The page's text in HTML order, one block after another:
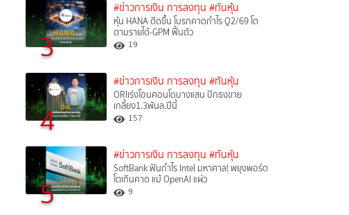
3
#ข่าวการเงิน การลงทุน #ทันหุ้น
หุ้น HANA ดีดขึ้น โบรกคาดกำไร Q2/69 โต
ตามรายได้-GPM ฟื้นตัว
19
4
#ข่าวการเงิน การลงทุน #ทันหุ้น
ORIเร่งโอนคอนโดบางแสน ปักธงขาย
เกลี้ยง1.3พันล.ปีนี้
157
5
#ข่าวการเงิน การลงทุน #ทันหุ้น
SoftBank ฟันกำไร Intel มหาศาล! พยุงพอร์ต
โตเกินคาด แม้ OpenAI แผ่ว
9